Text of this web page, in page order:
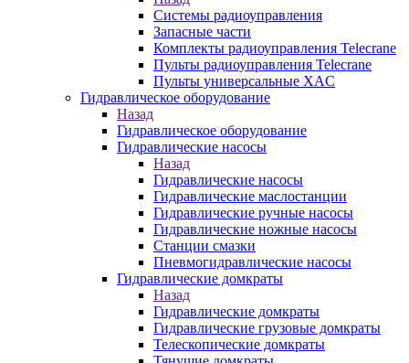
Системы радиоуправления
Запасные части
Комплекты радиоуправления Telecrane
Пульты радиоуправления Telecrane
Пульты универсальные XAC
Гидравлическое оборудование
Назад
Гидравлическое оборудование
Гидравлические насосы
Назад
Гидравлические насосы
Гидравлические маслостанции
Гидравлические ручные насосы
Гидравлические ножные насосы
Станции смазки
Пневмогидравлические насосы
Гидравлические домкраты
Назад
Гидравлические домкраты
Гидравлические грузовые домкраты
Телескопические домкраты